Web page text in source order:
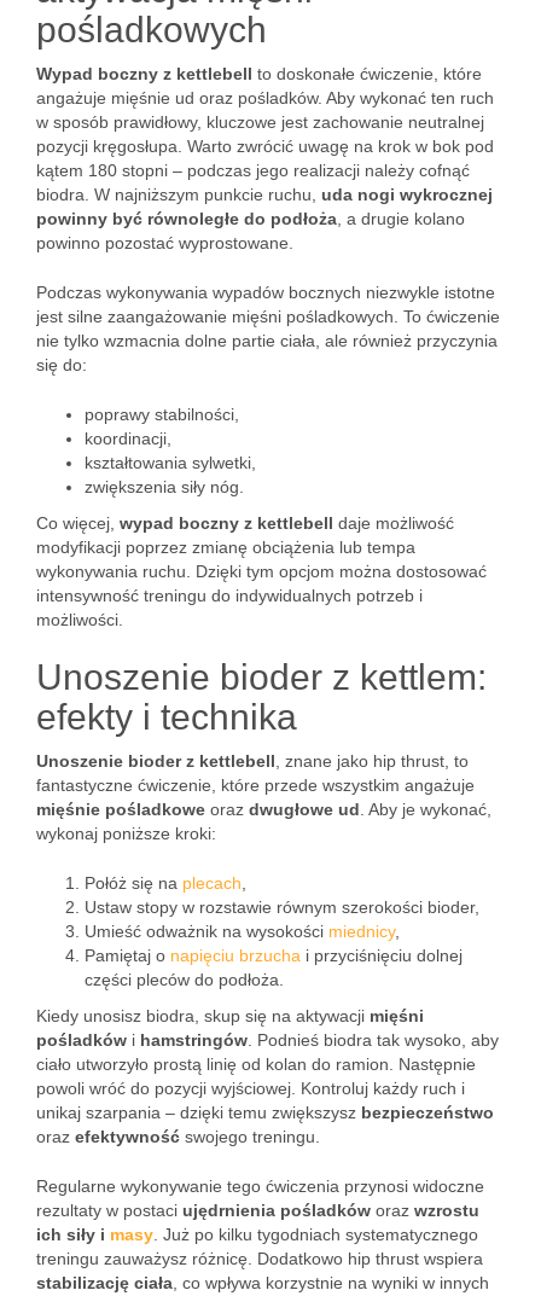
pośladkowych
Wypad boczny z kettlebell to doskonałe ćwiczenie, które
angażuje mięśnie ud oraz pośladków. Aby wykonać ten ruch
w sposób prawidłowy, kluczowe jest zachowanie neutralnej
pozycji kręgosłupa. Warto zwrócić uwagę na krok w bok pod
kątem 180 stopni – podczas jego realizacji należy cofnąć
biodra. W najniższym punkcie ruchu, uda nogi wykrocznej
powinny być równoległe do podłoża , a drugie kolano
powinno pozostać wyprostowane.
Podczas wykonywania wypadów bocznych niezwykle istotne
jest silne zaangażowanie mięśni pośladkowych. To ćwiczenie
nie tylko wzmacnia dolne partie ciała, ale również przyczynia
się do:
poprawy stabilności,
koordinacji,
kształtowania sylwetki,
zwiększenia siły nóg.
Co więcej, wypad boczny z kettlebell daje możliwość
modyfikacji poprzez zmianę obciążenia lub tempa
wykonywania ruchu. Dzięki tym opcjom można dostosować
intensywność treningu do indywidualnych potrzeb i
możliwości.
Unoszenie bioder z kettlem:
efekty i technika
Unoszenie bioder z kettlebell , znane jako hip thrust, to
fantastyczne ćwiczenie, które przede wszystkim angażuje
mięśnie pośladkowe oraz dwugłowe ud . Aby je wykonać,
wykonaj poniższe kroki:
Połóż się na plecach
Ustaw stopy w rozstawie równym szerokości bioder,
Umieść odważnik na wysokości miednicy,
Pamiętaj o napięciu brzucha i przyciśnięciu dolnej
części pleców do podłoża.
Kiedy unosisz biodra, skup się na aktywacji mięśni
pośladków i hamstringów . Podnieś biodra tak wysoko, aby
ciało utworzyło prostą linię od kolan do ramion. Następnie
powoli wróć do pozycji wyjściowej. Kontroluj każdy ruch i
unikaj szarpania – dzięki temu zwiększysz bezpieczeństwo
oraz efektywność swojego treningu.
Regularne wykonywanie tego ćwiczenia przynosi widoczne
rezultaty w postaci ujędrnienia pośladków oraz wzrostu
ich siły i masy . Już po kilku tygodniach systematycznego
treningu zauważysz różnicę. Dodatkowo hip thrust wspiera
stabilizację ciała , co wpływa korzystnie na wyniki w innych